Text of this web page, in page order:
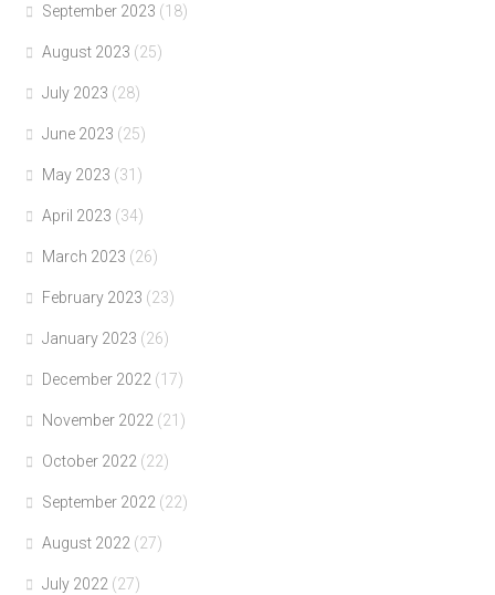
September 2023 (18)
August 2023 (25)
July 2023 (28)
June 2023 (25)
May 2023 (31)
April 2023 (34)
March 2023 (26)
February 2023 (23)
January 2023 (26)
December 2022 (17)
November 2022 (21)
October 2022 (22)
September 2022 (22)
August 2022 (27)
July 2022 (27)